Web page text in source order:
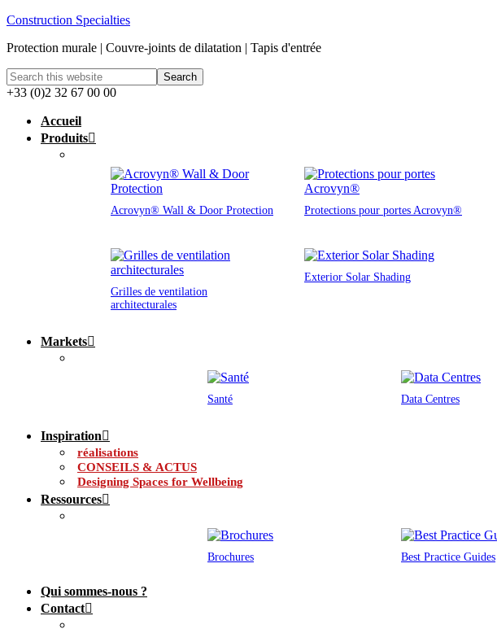
Construction Specialties
Protection murale | Couvre-joints de dilatation | Tapis d'entrée
+33 (0)2 32 67 00 00
Accueil
Produits
Acrovyn® Wall & Door Protection Protections pour portes Acrovyn®
Grilles de ventilation
architecturales
Exterior Solar Shading
Markets
Santé Data Centres
Inspiration
réalisations
CONSEILS & ACTUS
Designing Spaces for Wellbeing
Ressources
Brochures Best Practice Guides
Qui sommes-nous ?
Contact